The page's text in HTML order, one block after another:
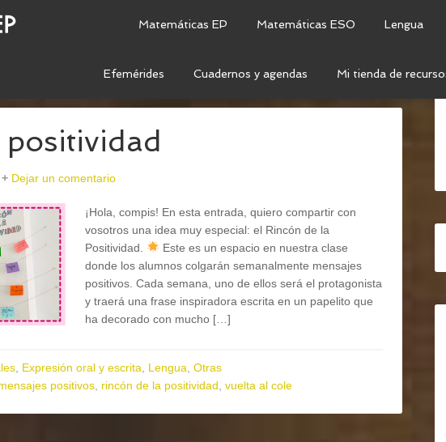
Matemáticas EP Matemáticas ESO Lengua
Efemérides Cuadernos y agendas Mi tienda de
positividad
Dejar un comentario
¡Hola, compis! En esta entrada, quiero compartir con
vosotros una idea muy especial: el Rincón de la
Positividad.
Este es un espacio en nuestra clase
donde los alumnos colgarán semanalmente mensajes
positivos. Cada semana, uno de ellos será el protagonista
y traerá una frase inspiradora escrita en un papelito que
ha decorado con mucho […]
Expresión oral y escrita Lengua Otras
positivos rincón de la positividad vuelta al cole